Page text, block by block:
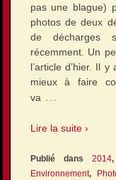
pas une blague)
photos de deux
de décharges
récemment. Un
l’article d’hier. Il
mieux à faire
va …
Lire la suite ›
Publié dans2014
Environnement,